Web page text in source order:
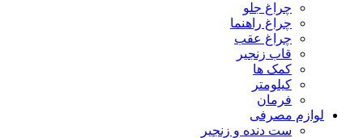
چراغ جلو
چراغ راهنما
چراغ عقب
قاب زنجیر
کمک ها
کیلومتر
فرمان
لوازم مصرفی
ست دنده و زنجیر